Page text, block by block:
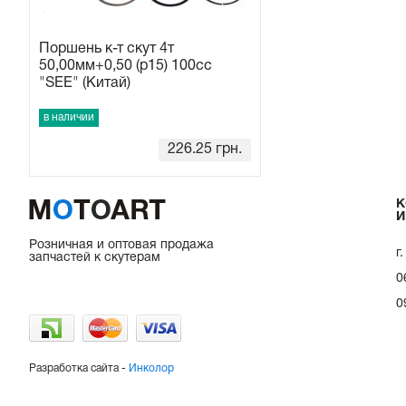
Поршень к-т скут 4т
50,00мм+0,50 (p15) 100сс
"SEE" (Китай)
в наличии
226.25 грн.
Розничная и оптовая продажа
запчастей к скутерам
Разработка сайта - Инколор